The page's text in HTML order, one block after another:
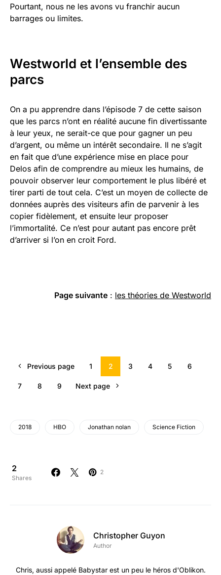
Pourtant, nous ne les avons vu franchir aucun
barrages ou limites.
Westworld et l’ensemble des
parcs
On a pu apprendre dans l’épisode 7 de cette saison
que les parcs n’ont en réalité aucune fin divertissante
à leur yeux, ne serait-ce que pour gagner un peu
d’argent, ou même un intérêt secondaire. Il ne s’agit
en fait que d’une expérience mise en place pour
Delos afin de comprendre au mieux les humains, de
pouvoir observer leur comportement le plus libéré et
tirer parti de tout cela. C’est un moyen de collecte de
données auprès des visiteurs afin de parvenir à les
copier fidèlement, et ensuite leur proposer
l’immortalité. Ce n’est pour autant pas encore prêt
d’arriver si l’on en croit Ford.
Page suivante : les théories de Westworld
Previous page 1 2 3 4 5 6
7 8 9 Next page
2018 HBO Jonathan nolan Science Fiction
2
Shares
2
Christopher Guyon
Author
Chris, aussi appelé Babystar est un peu le héros d'Oblikon.